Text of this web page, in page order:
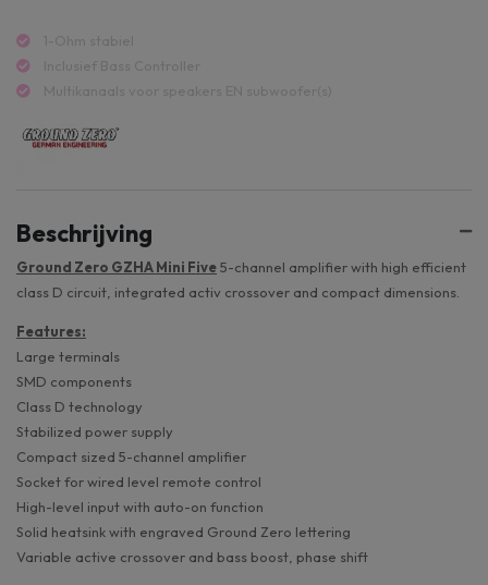
Beschrijving
Ground Zero GZHA Mini Five5-channel amplifier with high efficient
class D circuit, integrated activ crossover and compact dimensions.
Features:
Large terminals
SMD components
Class D technology
Stabilized power supply
Compact sized 5-channel amplifier
Socket for wired level remote control
High-level input with auto-on function
Solid heatsink with engraved Ground Zero lettering
Variable active crossover and bass boost, phase shift